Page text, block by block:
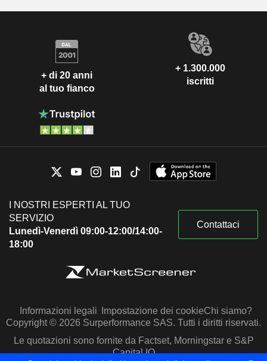
+ di 20 anni
al tuo fianco
+ 1.300.000
iscritti
I NOSTRI ESPERTI AL TUO
SERVIZIO
Lunedì-Venerdì 09:00-12:00/14:00-
18:00
Contattaci
Informazioni legali Impostazione dei cookieChi siamo?
Copyright © 2026 Surperformance SAS. Tutti i diritti riservati.
Le quotazioni sono fornite da Factset, Morningstar e S&P
Capital IQ